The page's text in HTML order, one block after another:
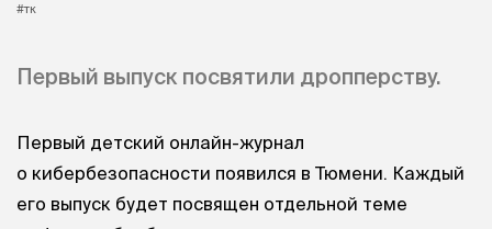
#тк
Первый выпуск посвятили дропперству.
Первый детский онлайн-журнал
о кибербезопасности появился в Тюмени. Каждый
его выпуск будет посвящен отдельной теме